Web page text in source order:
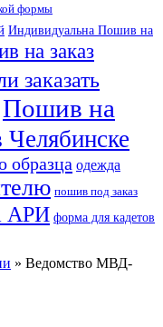
формы
Индивидуальна Пошив на
на заказ
заказать
Пошив на
Челябинске
образца одежда
пошив под заказ
АРИ форма для кадетов
» Ведомство МВД-